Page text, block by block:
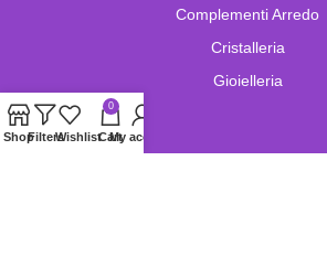
Complementi Arredo
Cristalleria
Gioielleria
ShopFiltersWishlist
0
CartMy account